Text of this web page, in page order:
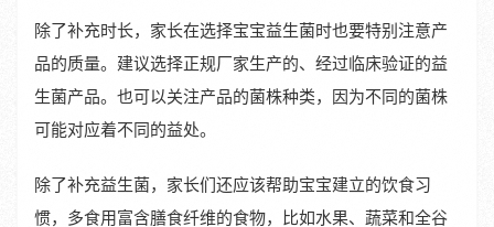
除了补充时长，家长在选择宝宝益生菌时也要特别注意产
品的质量。建议选择正规厂家生产的、经过临床验证的益
生菌产品。也可以关注产品的菌株种类，因为不同的菌株
可能对应着不同的益处。
除了补充益生菌，家长们还应该帮助宝宝建立的饮食习
惯，多食用富含膳食纤维的食物，比如水果、蔬菜和全谷